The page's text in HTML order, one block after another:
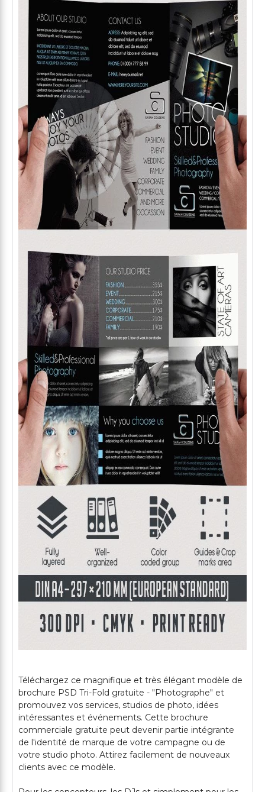
Téléchargez ce magnifique et très élégant modèle de
brochure PSD Tri-Fold gratuite - "Photographe" et
promouvez vos services, studios de photo, idées
intéressantes et événements. Cette brochure
commerciale gratuite peut devenir partie intégrante
de l'identité de marque de votre campagne ou de
votre studio photo. Attirez facilement de nouveaux
clients avec ce modèle.